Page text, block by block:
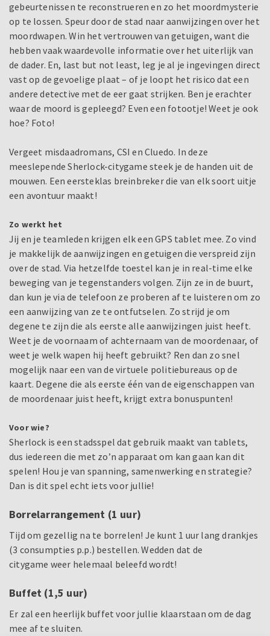
gebeurtenissen te reconstrueren en zo het moordmysterie
op te lossen. Speur door de stad naar aanwijzingen over het
moordwapen. Win het vertrouwen van getuigen, want die
hebben vaak waardevolle informatie over het uiterlijk van
de dader. En, last but not least, leg je al je ingevingen direct
vast op de gevoelige plaat – of je loopt het risico dat een
andere detective met de eer gaat strijken. Ben je erachter
waar de moord is gepleegd? Even een fotootje! Weet je ook
hoe? Foto!
Vergeet misdaadromans, CSI en Cluedo. In deze
meeslepende Sherlock-citygame steek je de handen uit de
mouwen. Een eersteklas breinbreker die van elk soort uitje
een avontuur maakt!
Zo werkt het
Jij en je teamleden krijgen elk een GPS tablet mee. Zo vind
je makkelijk de aanwijzingen en getuigen die verspreid zijn
over de stad. Via hetzelfde toestel kan je in real-time elke
beweging van je tegenstanders volgen. Zijn ze in de buurt,
dan kun je via de telefoon ze proberen af te luisteren om zo
een aanwijzing van ze te ontfutselen. Zo strijd je om
degene te zijn die als eerste alle aanwijzingen juist heeft.
Weet je de voornaam of achternaam van de moordenaar, of
weet je welk wapen hij heeft gebruikt? Ren dan zo snel
mogelijk naar een van de virtuele politiebureaus op de
kaart. Degene die als eerste één van de eigenschappen van
de moordenaar juist heeft, krijgt extra bonuspunten!
Voor wie?
Sherlock is een stadsspel dat gebruik maakt van tablets,
dus iedereen die met zo’n apparaat om kan gaan kan dit
spelen! Hou je van spanning, samenwerking en strategie?
Dan is dit spel echt iets voor jullie!
Borrelarrangement (1 uur)
Tijd om gezellig na te borrelen! Je kunt 1 uur lang drankjes
(3 consumpties p.p.) bestellen. Wedden dat de
citygame weer helemaal beleefd wordt!
Buffet (1,5 uur)
Er zal een heerlijk buffet voor jullie klaarstaan om de dag
mee af te sluiten.